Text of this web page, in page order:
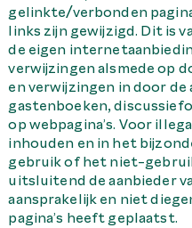
gelinkte/verbonden
links zijn gewijzigd. Dit is
de eigen
verwijzingen alsmede op
en verwijzingen in door
gastenboeken,
op webpagina’s. Voor
inhouden en in het
gebruik of het niet-
uitsluitend de aanbieder
aansprakelijk en niet
pagina’s heeft geplaatst.